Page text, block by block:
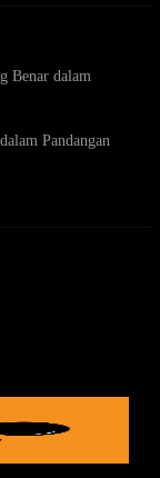
Benar dalam
Pandangan